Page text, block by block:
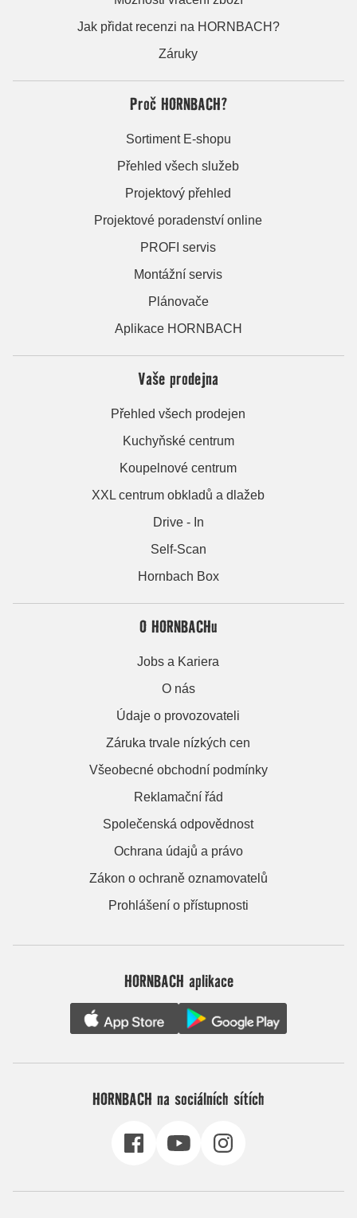
Jak přidat recenzi na HORNBACH?
Záruky
Proč HORNBACH?
Sortiment E-shopu
Přehled všech služeb
Projektový přehled
Projektové poradenství online
PROFI servis
Montážní servis
Plánovače
Aplikace HORNBACH
Vaše prodejna
Přehled všech prodejen
Kuchyňské centrum
Koupelnové centrum
XXL centrum obkladů a dlažeb
Drive - In
Self-Scan
Hornbach Box
O HORNBACHu
Jobs a Kariera
O nás
Údaje o provozovateli
Záruka trvale nízkých cen
Všeobecné obchodní podmínky
Reklamační řád
Společenská odpovědnost
Ochrana údajů a právo
Zákon o ochraně oznamovatelů
Prohlášení o přístupnosti
HORNBACH aplikace
HORNBACH na sociálních sítích